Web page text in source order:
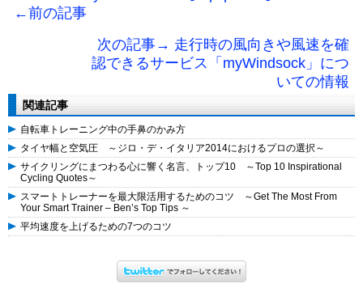
←前の記事
次の記事→ 走行時の風向きや風速を確
認できるサービス「myWindsock」につ
いての情報
関連記事
自転車トレーニング中の手鼻のかみ方
タイヤ幅と空気圧 ～ジロ・デ・イタリア2014におけるプロの選択～
サイクリングにまつわる心に響く名言、トップ10 ～Top 10 Inspirational
Cycling Quotes～
スマートトレーナーを最大限活用するためのコツ ～Get The Most From
Your Smart Trainer – Ben’s Top Tips ～
平均速度を上げるための7つのコツ